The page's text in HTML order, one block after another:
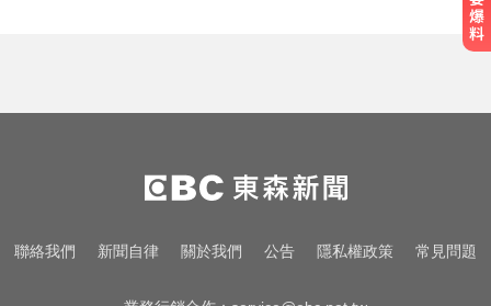
聯絡我們 新聞自律 關於我們 公告 隱私權政策 常見問題